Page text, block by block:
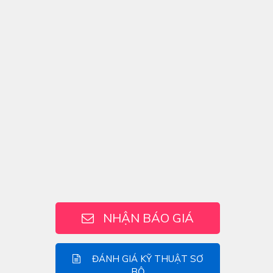
NHẬN BÁO GIÁ
ĐÁNH GIÁ KỸ THUẬT SƠ